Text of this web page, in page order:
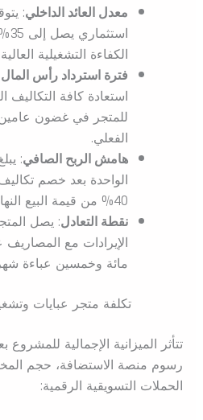
معدل العائد الداخلي:
الكفاءة التشغيلية
فترة استرداد رأس المال
استعادة كافة التكاليف
للمتجر في غضون
الفعلي.
هامش الربح الصافي:
الواحدة بعد خصم
40% من قيمة البيع النهائية.
نقطة التعادل: يصل
الإيرادات مع
مائة وخمسين عباءة
تكلفة متجر عبايات
تتأثر الميزانية الإجمالية
رسوم منصة الاستضافة، حجم
الحملات التسويقية الرقمية: